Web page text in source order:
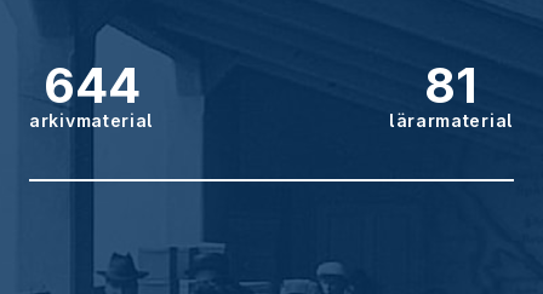
644
arkivmaterial
81
lärarmaterial